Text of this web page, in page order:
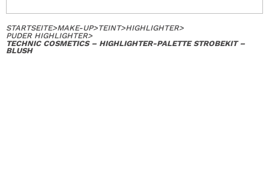
STARTSEITE>MAKE-UP>TEINT>HIGHLIGHTER>
PUDER HIGHLIGHTER>
TECHNIC COSMETICS – HIGHLIGHTER-PALETTE STROBEKIT –
BLUSH